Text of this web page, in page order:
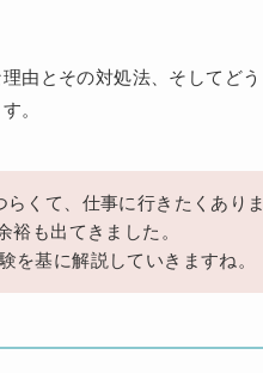
由とその対処法、そしてど
。
くて、仕事に行きたくあり
裕も出てきました。
を基に解説していきますね。